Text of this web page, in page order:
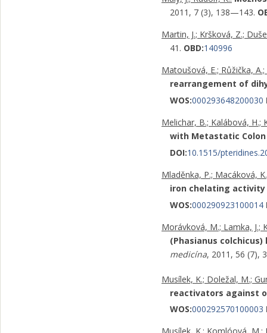
2011, 7 (3), 138—143.
Martin, J.; Kršková, Z.;
41. OBD:140996
Matoušová, E.; Růžička,
rearrangement of
WOS:000293648200030
Melichar, B.; Kalábová, H.;
with Metastatic
DOI:10.1515/
Mladěnka, P.; Macáková,
iron chelating
WOS:000290923100014
Morávková, M.; Lamka, J.;
(Phasianus
medicína, 2011, 56 (7),
Musílek, K.; Doležal, M.;
reactivators against
WOS:000292570100003